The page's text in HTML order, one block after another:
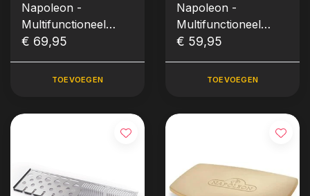
Napoleon -
Multifunctioneel
SIZZLE ZONE™ rek
€ 69,95
TOEVOEGEN
Napoleon -
Multifunctioneel
SIZZLE ZONE™ rek
€ 59,95
TOEVOEGEN